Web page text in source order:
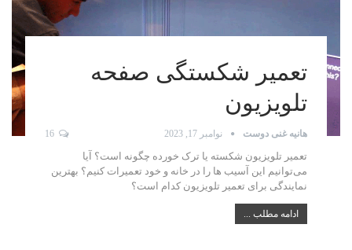
تعمیر شکستگی صفحه
تلویزیون
هانیه غنی دوست نوامبر 17, 2023 16
تعمیر تلویزیون شکسته یا ترک خورده چگونه است؟ آیا
می‌توانیم این آسیب ها را در خانه و خود تعمیرات کنیم؟‌ بهترین
نمایندگی برای تعمیر تلویزیون کدام است؟
ادامه مطلب ...